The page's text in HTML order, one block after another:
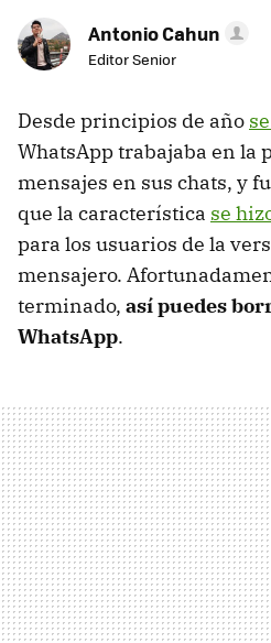
Antonio Cahun
Editor Senior
Desde principios de año
WhatsApp trabajaba en la
mensajes en sus chats, y
que la característica se
para los usuarios de la
mensajero.
terminado, así puedes
WhatsApp.